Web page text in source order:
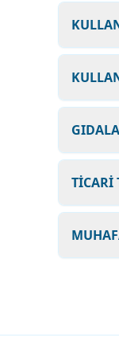
TİCARİ